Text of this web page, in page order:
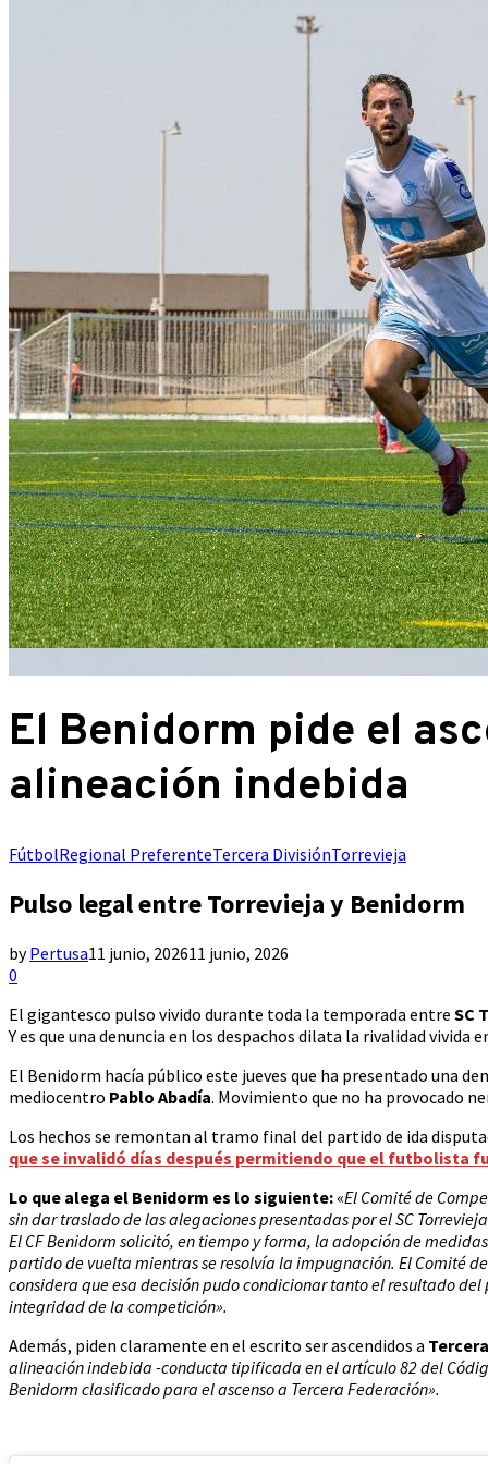
El Benidorm pide el
alineación indebida
FútbolRegional PreferenteTercera DivisiónTorrevieja
Pulso legal entre Torrevieja y Benidorm
byPertusa11 junio, 202611 junio, 2026
0
El gigantesco pulso vivido durante toda la temporada entre SC
Y es que una denuncia en los despachos dilata la rivalidad vivida
El Benidorm hacía público este jueves que ha presentado una
mediocentro Pablo Abadía. Movimiento que no ha provocado
Los hechos se remontan al tramo final del partido de ida
que se invalidó días después permitiendo que el futbolista
Lo que alega el Benidorm es lo siguiente: «El Comité de
sin dar traslado de las alegaciones presentadas por el SC
El CF Benidorm solicitó, en tiempo y forma, la adopción de
partido de vuelta mientras se resolvía la impugnación. El Comité
considera que esa decisión pudo condicionar tanto el resultado
integridad de la competición».
Además, piden claramente en el escrito ser ascendidos a
alineación indebida -conducta tipificada en el artículo 82 del
Benidorm clasificado para el ascenso a Tercera Federación».